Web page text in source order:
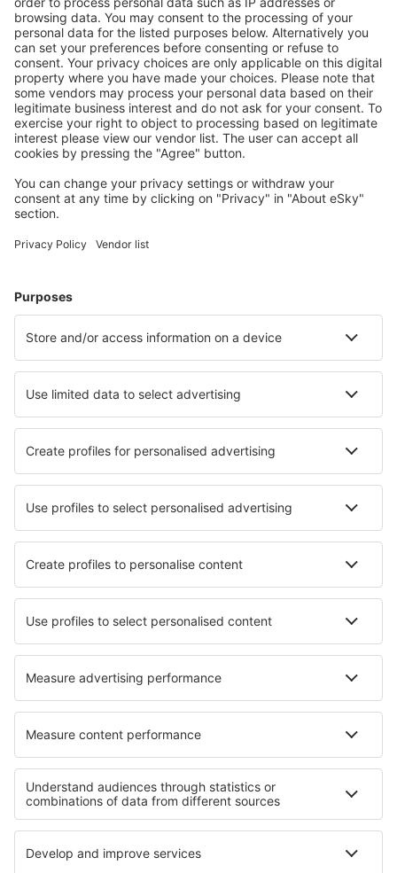
Mehr sparen
Attraktive Preise und Spezialangebote für eingeloggte
Benutzer.
Unterkünfte, die Sie mögen
Wählen Sie aus über 1,3 Millionen Unterkünften: Hotels,
Hütten, Apartments und andere.
Meist gesuchte Hotels von eSky-Nutzern
Hotels in Argentinien - Beliebte Städte
Hotels in Cordoba Hotels in Mar del Plata
Hotels in Ostende Hotels in Mar De Ajo
Hotels in Capilla del Señor
Die besten Hotels - Städte
Hotels in Waynesboro Hotels in Hampton (Queensland)
Hotels in Issoire Hotels in Gyula Hotels in Pringle Bay
Hotels in Czeladz Hotels in Schramberg
Hotels in Lahnstein
Die besten Hotels - Regionen
Hotels in Iguazú Hotels in Los Glaciares
Hotels in Feuerland Hotels in Baja California
Hotels in Bryce Canyon Hotels in Horehronie